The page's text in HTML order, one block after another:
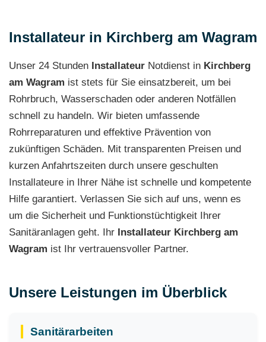
Installateur in Kirchberg am Wagram
Unser 24 Stunden Installateur Notdienst in Kirchberg
am Wagram ist stets für Sie einsatzbereit, um bei
Rohrbruch, Wasserschaden oder anderen Notfällen
schnell zu handeln. Wir bieten umfassende
Rohrreparaturen und effektive Prävention von
zukünftigen Schäden. Mit transparenten Preisen und
kurzen Anfahrtszeiten durch unsere geschulten
Installateure in Ihrer Nähe ist schnelle und kompetente
Hilfe garantiert. Verlassen Sie sich auf uns, wenn es
um die Sicherheit und Funktionstüchtigkeit Ihrer
Sanitäranlagen geht. Ihr Installateur Kirchberg am
Wagram ist Ihr vertrauensvoller Partner.
Unsere Leistungen im Überblick
Sanitärarbeiten